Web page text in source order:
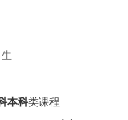
本科类课程